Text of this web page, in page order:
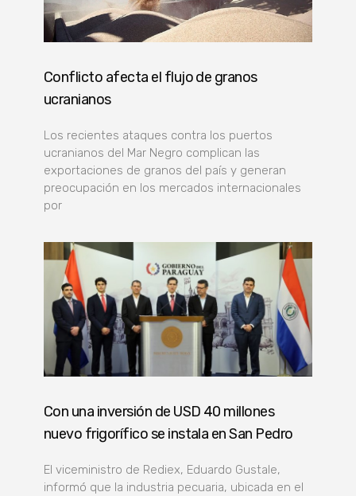
Conflicto afecta el flujo de granos
ucranianos
Los recientes ataques contra los puertos
ucranianos del Mar Negro complican las
exportaciones de granos del país y generan
preocupación en los mercados internacionales
por
Con una inversión de USD 40 millones
nuevo frigorífico se instala en San Pedro
El viceministro de Rediex, Eduardo Gustale,
informó que la industria pecuaria, ubicada en el